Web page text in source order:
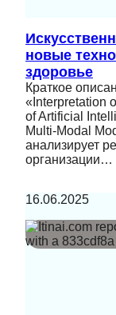
новые
здоровье
Краткое
«Interpretation
of Artificial
Multi-Modal
анализирует
организации…
16.06.2025